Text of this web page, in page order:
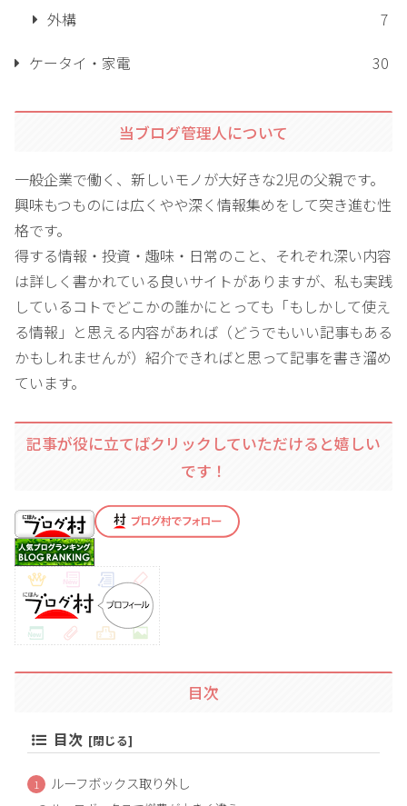
外構
7
ケータイ・家電
30
当ブログ管理人について
一般企業で働く、新しいモノが大好きな2児の父親です。
興味もつものには広くやや深く情報集めをして突き進む性
格です。
得する情報・投資・趣味・日常のこと、それぞれ深い内容
は詳しく書かれている良いサイトがありますが、私も実践
しているコトでどこかの誰かにとっても「もしかして使え
る情報」と思える内容があれば（どうでもいい記事もある
かもしれませんが）紹介できればと思って記事を書き溜め
ています。
記事が役に立てばクリックしていただけると嬉しい
です！
目次
目次
ルーフボックス取り外し